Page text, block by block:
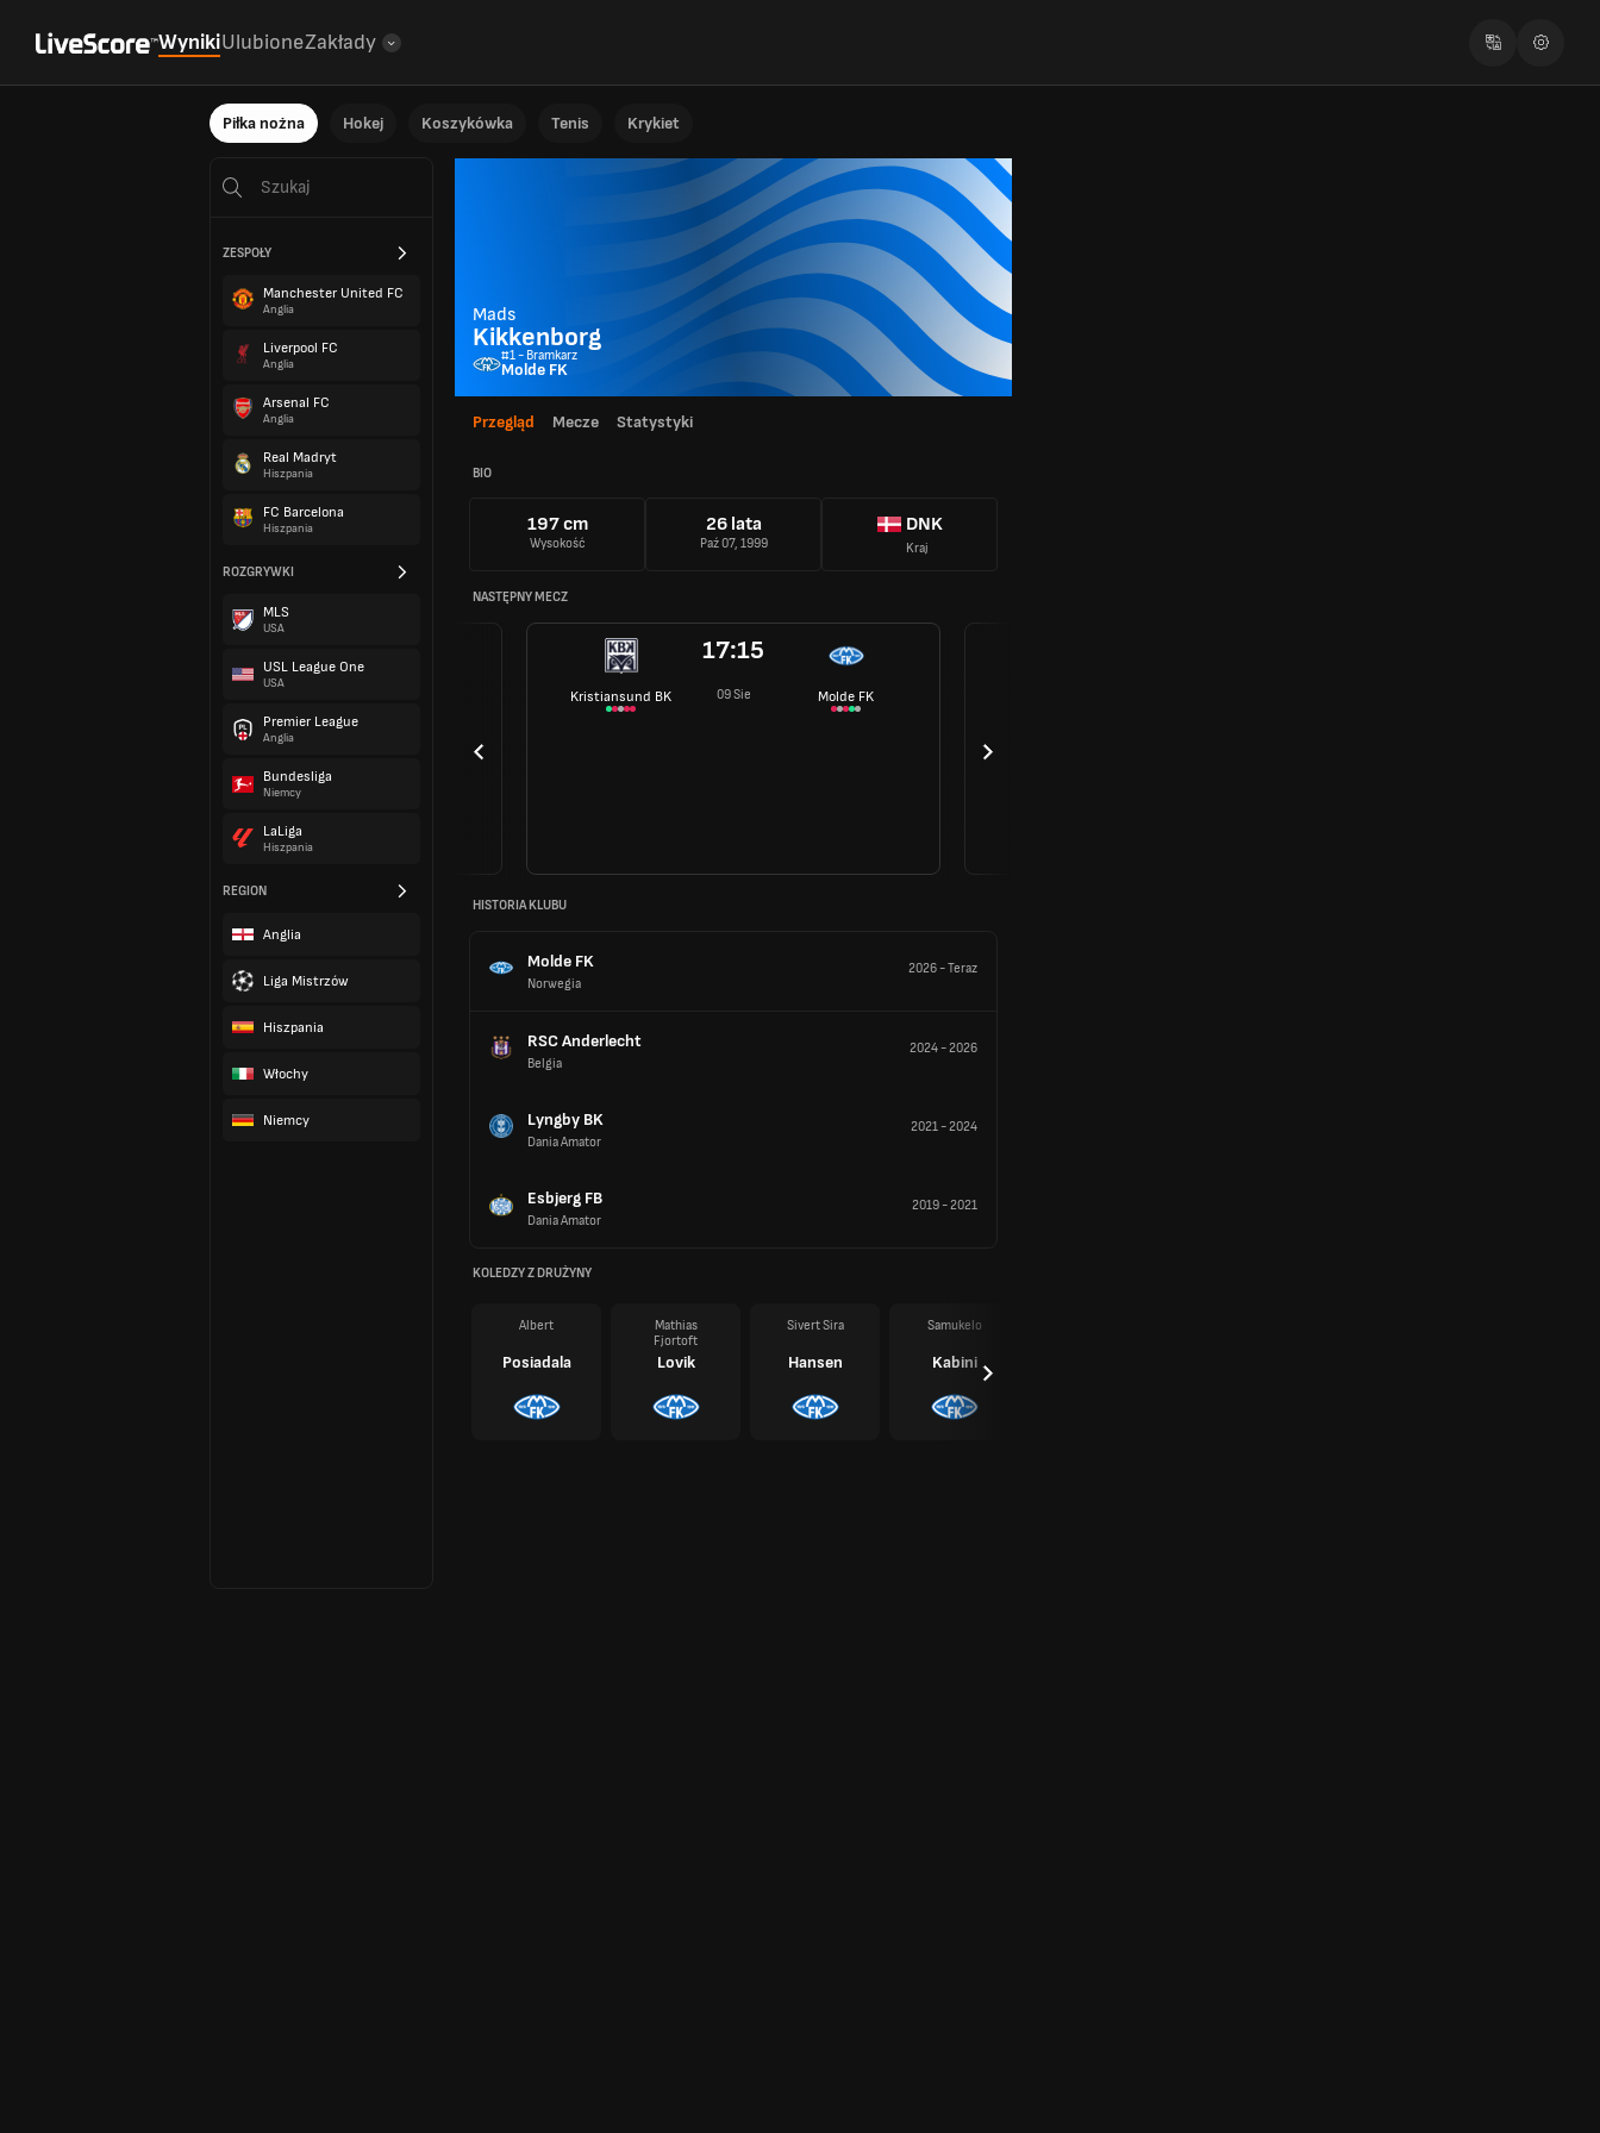
WynikiUlubioneZakłady
Piłka nożna Hokej Koszykówka Tenis Krykiet
ZESPOŁY
Manchester United FC
Anglia
Liverpool FC
Anglia
Arsenal FC
Anglia
Real Madryt
Hiszpania
FC Barcelona
Hiszpania
ROZGRYWKI
MLS
USA
USL League One
USA
Premier League
Anglia
Bundesliga
Niemcy
LaLiga
Hiszpania
REGION
Anglia
Liga Mistrzów
Hiszpania
Włochy
Niemcy
Mads
Kikkenborg
#1 - Bramkarz
Molde FK
Przegląd Mecze Statystyki
BIO
197 cm
Wysokość
26 lata
Paź 07, 1999
DNK
Kraj
NASTĘPNY MECZ
Kristiansund BK
17:15
09 Sie Molde FK
HISTORIA KLUBU
Molde FK
Norwegia
2026-Teraz
RSC Anderlecht
Belgia
2024-2026
Lyngby BK
Dania Amator
2021-2024
Esbjerg FB
Dania Amator
2019-2021
KOLEDZY Z DRUŻYNY
Albert
Posiadala
Mathias
Fjortoft
Lovik
Sivert Sira
Hansen
Samukelo
Kabini